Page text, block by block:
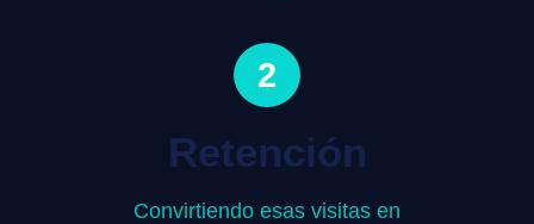
2
Retención
Convirtiendo esas visitas en